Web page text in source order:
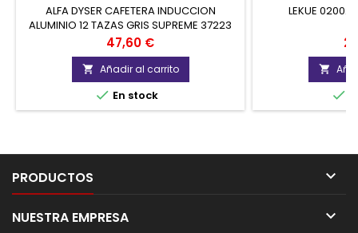
ALFA DYSER CAFETERA INDUCCION
ALUMINIO 12 TAZAS GRIS SUPREME 37223
UNIDAD
Precio
47,60 €
 Añadir al carrito
 En stock
LEKUE


PRODUCTOS 
NUESTRA EMPRESA 